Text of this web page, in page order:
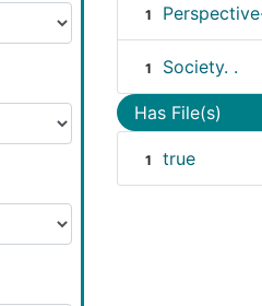
1
1 Society. .
Has File(s)
1 true